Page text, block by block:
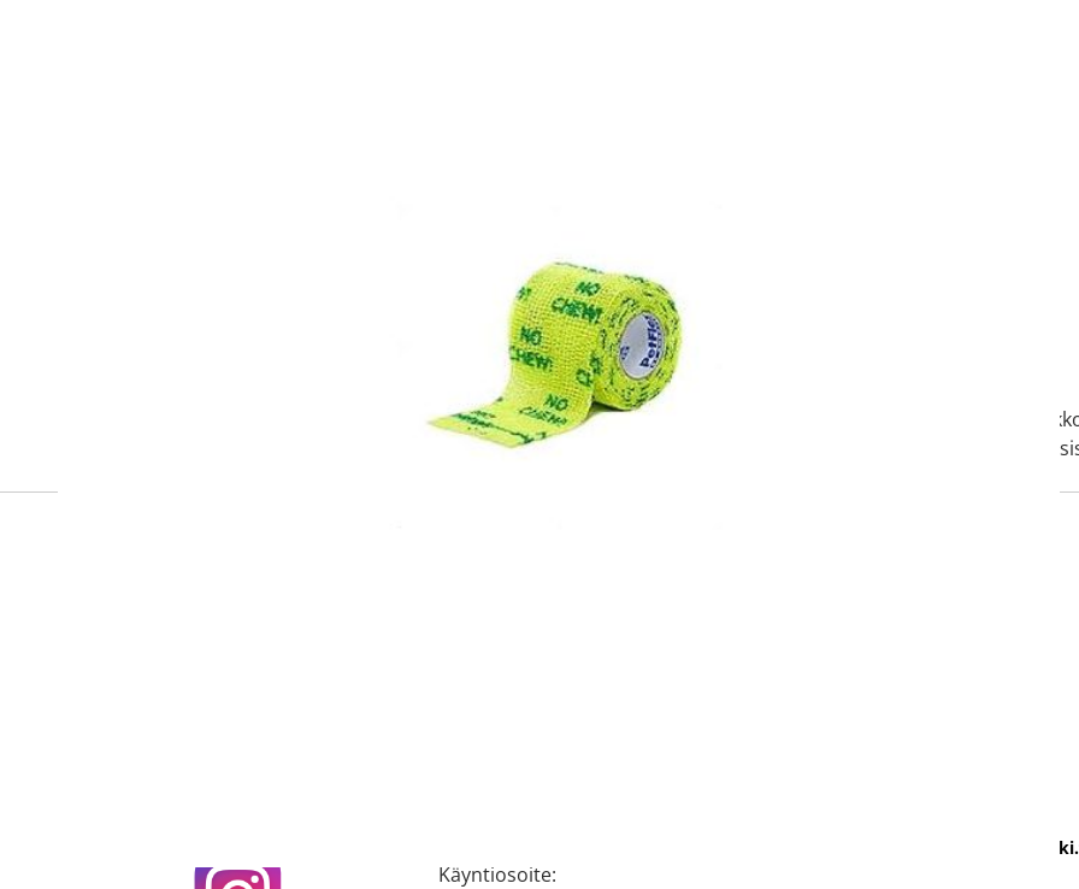
Lähetä tilaus apteekille hyväksymällä ostoskorisi sisältö. Yhteydenottoa odotellessasi on sallittua kirjautua
Apteekki ottaa sinuun yhteyttä ma-la 9-17. Apteekki käy läpi reseptitilauksesi, jonka jälkeen tilauksen lopullinen
Käyntiosoite: